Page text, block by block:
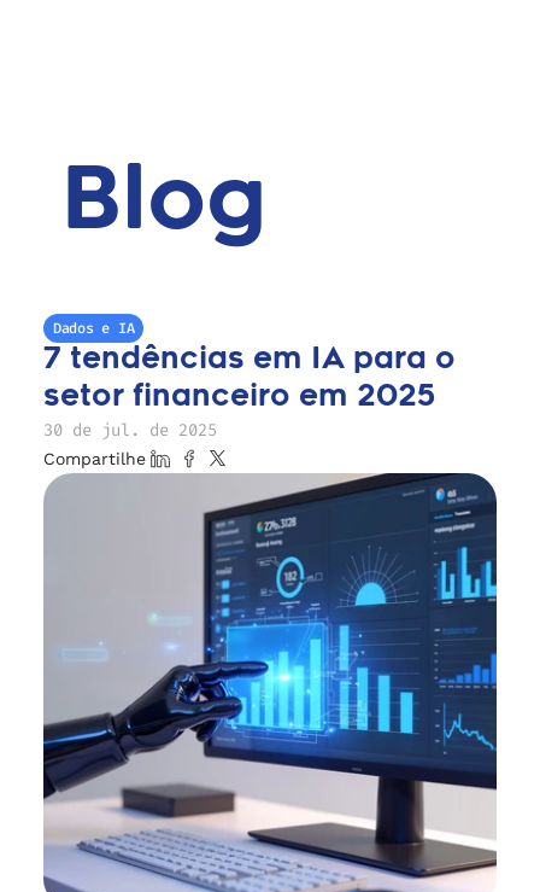
Blog
Dados e IA
7 tendências em IA para o
setor financeiro em 2025
30 de jul. de 2025
Compartilhe